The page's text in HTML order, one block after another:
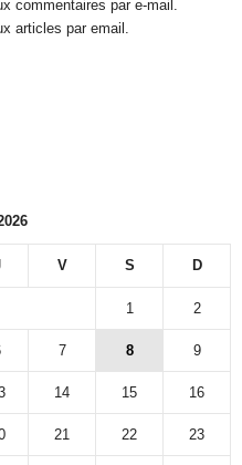
commentaires par e-mail.
articles par email.
V S D
1 2
7 8 9
14 15 16
21 22 23